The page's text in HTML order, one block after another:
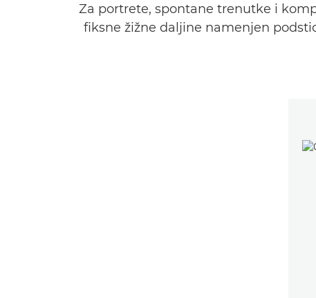
Za portrete, spontane trenutke i
fiksne žižne daljine namenjen